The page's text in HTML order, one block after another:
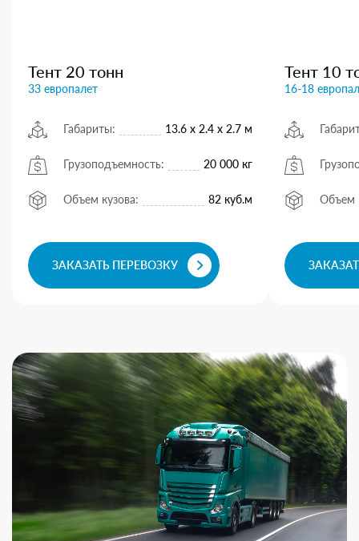
Тент 20 тонн
33 европалет
Габариты: 13.6 х 2.4 х 2.7 м
Грузоподъемность: 20 000 кг
Объем кузова: 82 куб.м
ЗАКАЗАТЬ ПЕРЕВОЗКУ
Тент 10
16-18
Объем